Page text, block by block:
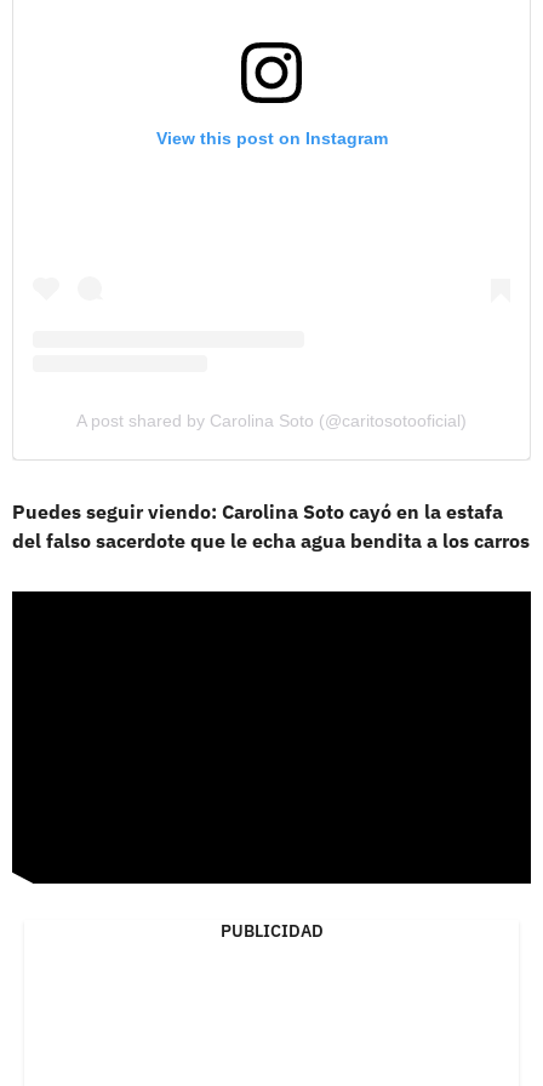
View this post on Instagram
A post shared by Carolina Soto (@caritosotooficial)
Puedes seguir viendo: Carolina Soto cayó en la estafa
del falso sacerdote que le echa agua bendita a los carros
PUBLICIDAD